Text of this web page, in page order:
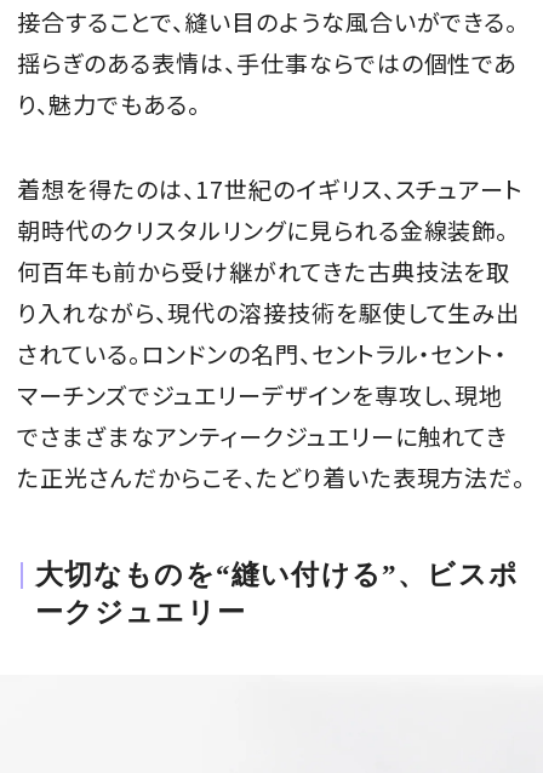
接合することで、縫い目のような風合いができる。
揺らぎのある表情は、手仕事ならではの個性であ
り、魅力でもある。
着想を得たのは、17世紀のイギリス、スチュアート
朝時代のクリスタルリングに見られる金線装飾。
何百年も前から受け継がれてきた古典技法を取
り入れながら、現代の溶接技術を駆使して生み出
されている。ロンドンの名門、セントラル・セント・
マーチンズでジュエリーデザインを専攻し、現地
でさまざまなアンティークジュエリーに触れてき
た正光さんだからこそ、たどり着いた表現方法だ。
大切なものを“縫い付ける”、ビスポ
ークジュエリー